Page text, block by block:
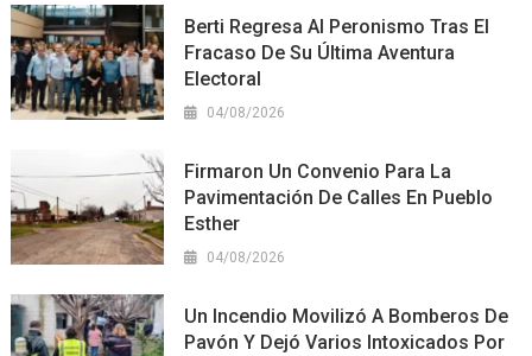
Berti Regresa Al Peronismo Tras El
Fracaso De Su Última Aventura
Electoral
04/08/2026
Firmaron Un Convenio Para La
Pavimentación De Calles En Pueblo
Esther
04/08/2026
Un Incendio Movilizó A Bomberos De
Pavón Y Dejó Varios Intoxicados Por